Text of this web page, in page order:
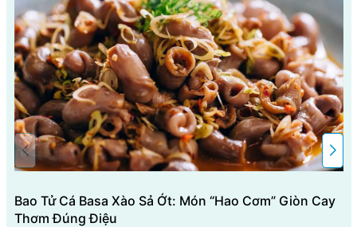
Bao Tử Cá Basa Xào Sả Ớt: Món “hao Cơm” Giòn Cay
Thơm Đúng Điệu